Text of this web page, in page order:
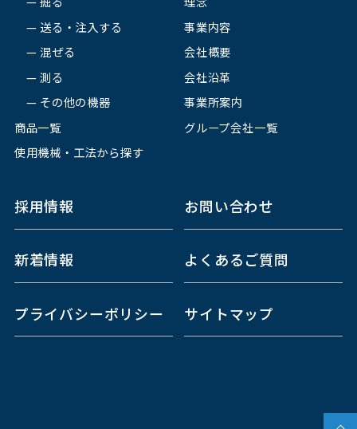
送る・注入する
混ぜる
測る
その他の機器
商品一覧
使用機械・工法から探す
事業内容
会社概要
会社沿革
事業所案内
グループ会社一覧
採用情報 お問い合わせ
新着情報 よくあるご質問
プライバシーポリシー サイトマップ